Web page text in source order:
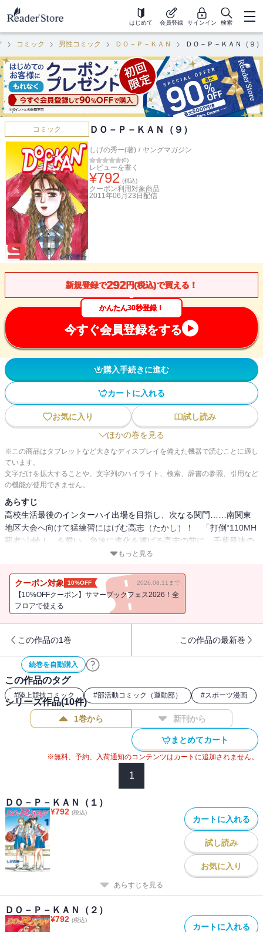
はじめて 会員登録 サインイン 検索
コミック 男性コミック ＤＯ－Ｐ－ＫＡＮ ＤＯ－Ｐ－ＫＡＮ（９）
コミック ＤＯ－Ｐ－ＫＡＮ（９）
しげの秀一(著) / ヤングマガジン
(0)
レビューを書く
¥792 (税込)
クーポン利用対象商品
2011年06月23日 配信
新規登録で292円(税込)で買える！
かんたん30秒登録！
今すぐ会員登録をする
購入手続きに進む
カートに入れる
お気に入り
試し読み
ほかの巻を見る
※この商品はタブレットなど大きなディスプレイを備えた機器で読むことに適し
ています。
文字だけを拡大することや、文字列のハイライト、検索、辞書の参照、引用など
の機能が使用できません。
あらすじ
高校生活最後のインターハイ出場を目指し、次なる関門……南関東
地区大会へ向けて猛練習にはげむ高志（たかし）！ 「打倒“110MH
覇者”山崎！」を誓い、急速に進化を遂げる高志の前に、千葉最速の
男・北沢が現れた。強豪・矢野を交え、三つ巴（どもえ）の激走が
ティ――第9弾!!
もっと見る
クーポン対象 10%OFF 2026.08.11まで
【10%OFFクーポン】サマーブックフェス2026！全
フロアで使える
この作品の1巻 この作品の最新巻
続巻を自動購入
この作品のタグ
#陸上競技コミック #部活動コミック（運動部） #スポーツ漫画
シリーズ作品(10件)
1巻から 新刊から
まとめてカート
※無料、予約、入荷通知のコンテンツはカートに追加されません。
1
ＤＯ－Ｐ－ＫＡＮ（１）
¥792 (税込)
カートに入れる
試し読み
お気に入り
あらすじを見る
ＤＯ－Ｐ－ＫＡＮ（２）
¥792 (税込)
カートに入れる